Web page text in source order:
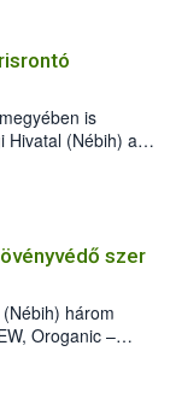
is
Hivatal (Nébih) a
jelenlétét. A
de már fertőzött
a szlovák
érdekében.
szer
három
Oroganic –
követően,